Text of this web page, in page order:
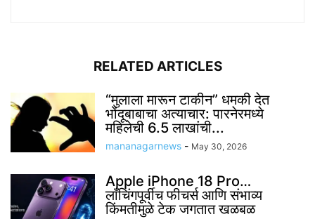
RELATED ARTICLES
“मुलाला मारून टाकीन” धमकी देत
भोंदूबाबाचा अत्याचार: पारनेरमध्ये
महिलेची 6.5 लाखांची...
mananagarnews - May 30, 2026
Apple iPhone 18 Pro…
लाँचिंगपूर्वीच फीचर्स आणि संभाव्य
किंमतीमुळे टेक जगतात खळबळ